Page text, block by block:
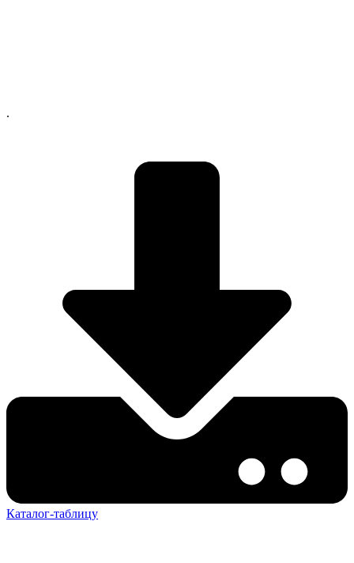
.
Каталог-таблицу